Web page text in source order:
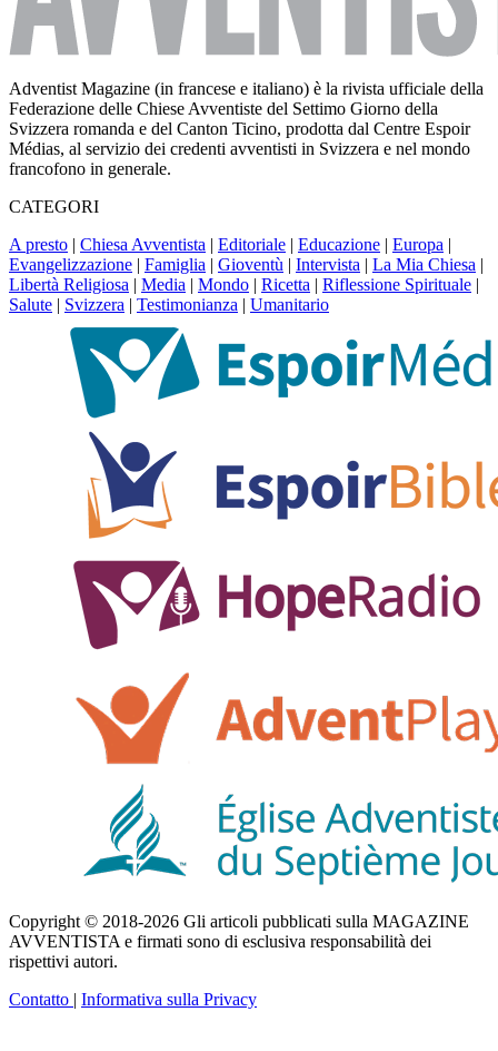
Adventist Magazine (in francese e italiano) è la rivista ufficiale della
Federazione delle Chiese Avventiste del Settimo Giorno della
Svizzera romanda e del Canton Ticino, prodotta dal Centre Espoir
Médias, al servizio dei credenti avventisti in Svizzera e nel mondo
francofono in generale.
CATEGORI
A presto | Chiesa Avventista | Editoriale | Educazione | Europa |
Evangelizzazione | Famiglia | Gioventù | Intervista | La Mia Chiesa |
Libertà Religiosa | Media | Mondo | Ricetta | Riflessione Spirituale |
Salute | Svizzera | Testimonianza | Umanitario
Copyright © 2018-2026 Gli articoli pubblicati sulla MAGAZINE
AVVENTISTA e firmati sono di esclusiva responsabilità dei
rispettivi autori.
Contatto | Informativa sulla Privacy